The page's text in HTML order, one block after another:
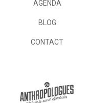
AGENDA
BLOG
CONTACT